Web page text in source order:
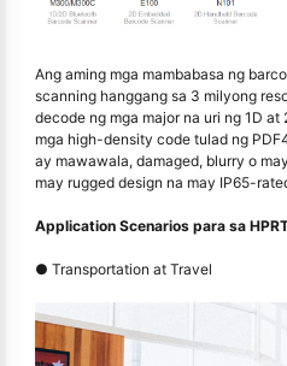
Ang aming mga mambabasa ng
scanning hanggang sa 3 milyong
decode ng mga major na uri ng 1D
mga high-density code tulad ng
ay mawawala, damaged, blurry o
may rugged design na may IP65-
Application Scenarios para sa
● Transportation at Travel